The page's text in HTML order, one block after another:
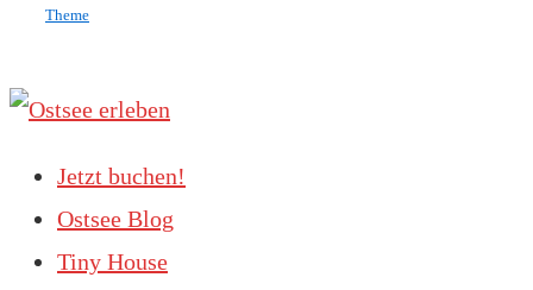
Theme
Jetzt buchen!
Ostsee Blog
Tiny House